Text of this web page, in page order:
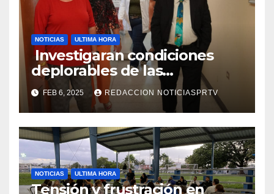
NOTICIAS ULTIMA HORA
Investigaran condiciones
deplorables de las
facilidades el Departamento
de la Salud en Mayagüez
FEB 6, 2025 REDACCION NOTICIASPRTV
NOTICIAS ULTIMA HORA
Tensión y frustración en